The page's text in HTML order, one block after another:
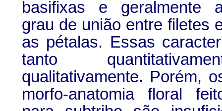
basifixas e geralmente
grau de união entre filetes
as pétalas. Essas
tanto
qualitativamente. Porém,
morfo-anatomia floral